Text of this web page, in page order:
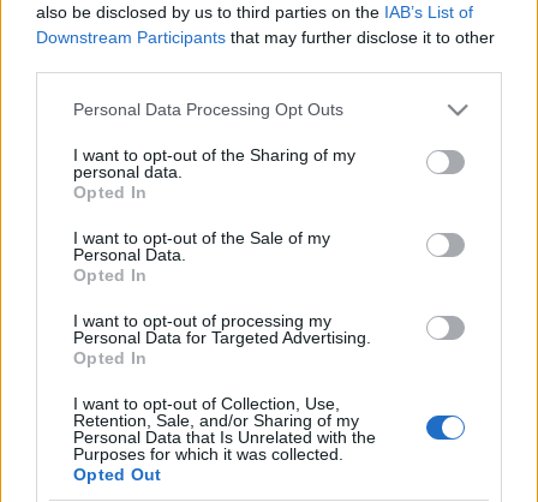
also be disclosed by us to third parties on the IAB’s List of
Downstream Participants that may further disclose it to other
Please note that this website/app uses one or more Google
not limited to your visit or usage behaviour. You may click to
grant or deny consent to Google and its third-party tags to
use your data for below specified purposes in below Google
consent section.
Personal Data Processing Opt Outs
I want to opt-out of the Sharing of my
personal data.
Opted In
I want to opt-out of the Sale of my
Personal Data.
Opted In
I want to opt-out of processing my
Personal Data for Targeted Advertising.
Opted In
I want to opt-out of Collection, Use,
Retention, Sale, and/or Sharing of my
Personal Data that Is Unrelated with the
Purposes for which it was collected.
Opted Out
Carlos Nevase lesionó en el encuentro ante el Sevilla. El
jugador el que echó el balón fuera para retirarse del partido.
Las primeras pruebas médicas han revelado que Neva sufre
una rotura de fibras en el isquiotibial de su pierna izquierda.
Granada se perderá la jornada intersemanal ante el
Barcelona y el partido ante el Cádiz del domingo. Sin
embargo, es probable que la recuperación requiera de
alguna semana más y le tenga apartado de los terrenos de
juego durante varias jornadas. Además,
Kenedy acabaron tocados en el encuentro ante el Sevilla y
son duda para los próximos partidos.
¡A vender! Perdedores de la jornada 32